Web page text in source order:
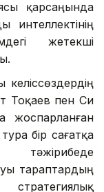
Дүниежүзілік
қарсаңында
интеллектінің
жетекші
Тоқаев пен Си
жоспарланған
бір сағатқа
тәжірибеде
тараптардың